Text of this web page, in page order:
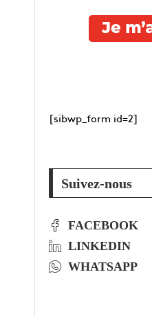
[sibwp_form id=2]
Suivez-nous
FACEBOOK
LINKEDIN
WHATSAPP